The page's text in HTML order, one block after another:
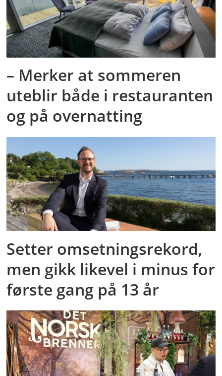
– Merker at sommeren
uteblir både i restauranten
og på overnatting
Setter omsetningsrekord,
men gikk likevel i minus for
første gang på 13 år